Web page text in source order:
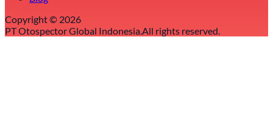
Copyright © 2026
PT Otospector Global Indonesia.All rights reserved.